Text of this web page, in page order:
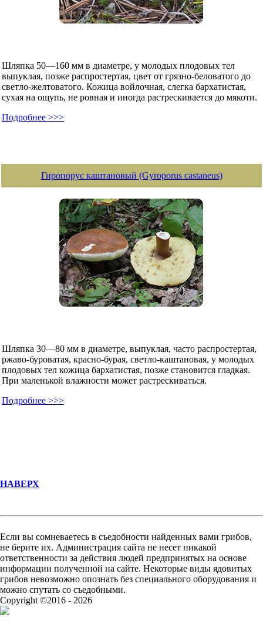
Шляпка 50—160 мм в диаметре, у молодых плодовых тел
выпуклая, позже распростертая, цвет от грязно-беловатого до
светло-желтоватого. Кожица войлочная, слегка бархатистая,
сухая на ощупь, не ровная и иногда растрескивается до мякоти.
Подробнее >>>
Гиропорус каштановый (Gyroporus castaneus)
Шляпка 30—80 мм в диаметре, выпуклая, часто распростертая,
ржаво-буроватая, красно-бурая, светло-каштановая, у молодых
плодовых тел кожица бархатистая, позже становится гладкая.
При маленькой влажности может растрескиваться.
Подробнее >>>
НАВЕРХ
Если вы сомневаетесь в съедобности найденных вами грибов,
не берите их. Администрация сайта не несет никакой
ответственности за действия людей предпринятых на основе
информации полученной на сайте. Некоторые виды ядовитых
грибов невозможно опознать без специального оборудования и
можно спутать со съедобными.
Copyright ©2016 - 2026